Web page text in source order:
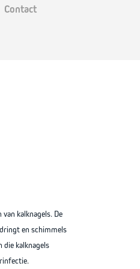
Contact
kalknagels. De
en schimmels
die kalknagels